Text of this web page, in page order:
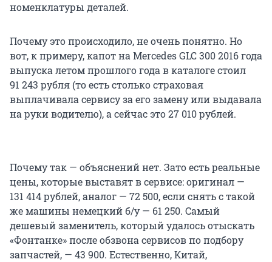
номенклатуры деталей.
Почему это происходило, не очень понятно. Но
вот, к примеру, капот на Mercedes GLC 300 2016 года
выпуска летом прошлого года в каталоге стоил
91 243 рубля (то есть столько страховая
выплачивала сервису за его замену или выдавала
на руки водителю), а сейчас это 27 010 рублей.
Почему так — объяснений нет. Зато есть реальные
цены, которые выставят в сервисе: оригинал —
131 414 рублей, аналог — 72 500, если снять с такой
же машины немецкий б/у — 61 250. Самый
дешевый заменитель, который удалось отыскать
«Фонтанке» после обзвона сервисов по подбору
запчастей, — 43 900. Естественно, Китай,